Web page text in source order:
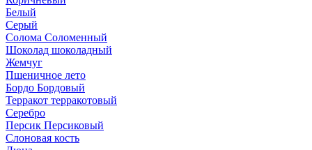
Белый
Серый
Солома Соломенный
Шоколад шоколадный
Жемчуг
Пшеничное лето
Бордо Бордовый
Терракот терракотовый
Серебро
Персик Персиковый
Слоновая кость